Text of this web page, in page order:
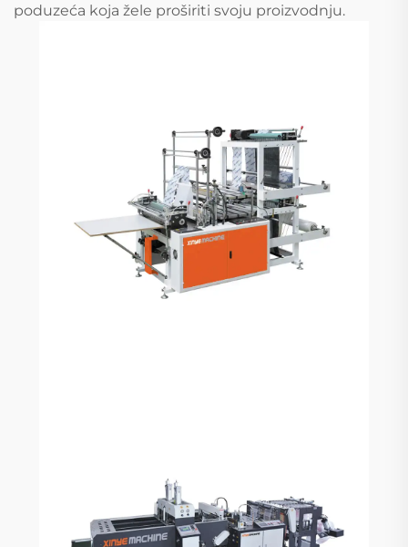
poduzeća koja žele proširiti svoju proizvodnju.